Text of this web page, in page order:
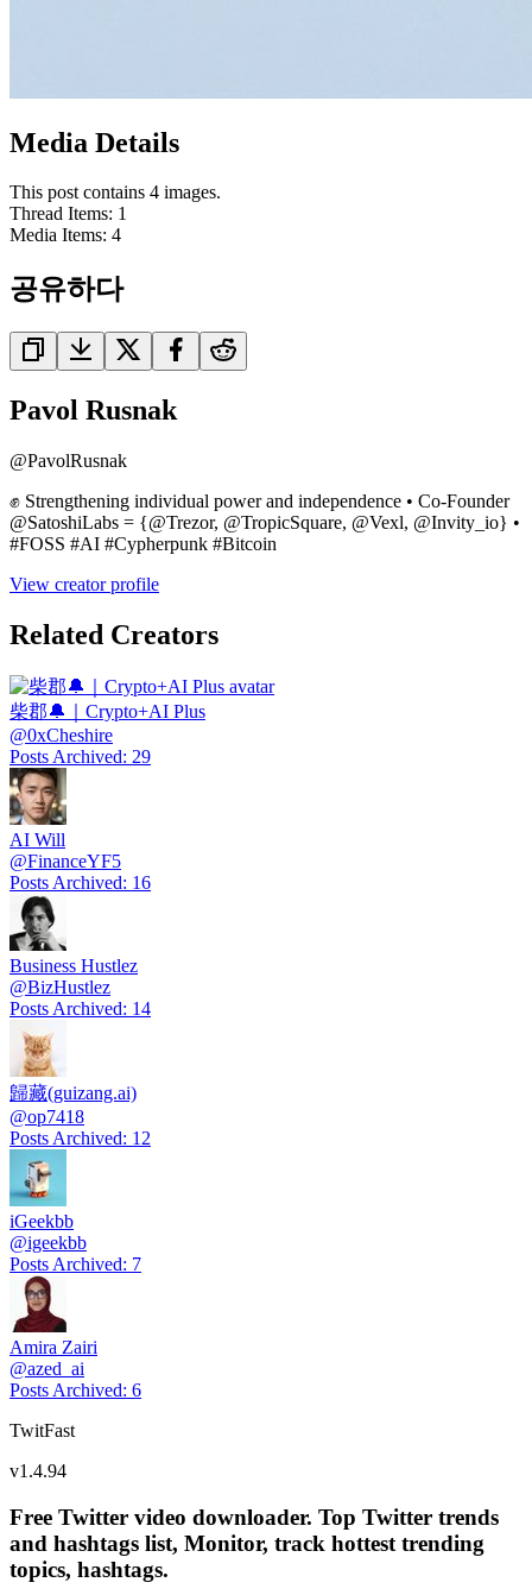
Media Details
This post contains 4 images.
Thread Items: 1
Media Items: 4
공유하다
Pavol Rusnak
@PavolRusnak
✊ Strengthening individual power and independence • Co-Founder
@SatoshiLabs = {@Trezor, @TropicSquare, @Vexl, @Invity_io} •
#FOSS #AI #Cypherpunk #Bitcoin
View creator profile
Related Creators
柴郡🔔｜Crypto+AI Plus
@0xCheshire
Posts Archived: 29
AI Will
@FinanceYF5
Posts Archived: 16
Business Hustlez
@BizHustlez
Posts Archived: 14
歸藏(guizang.ai)
@op7418
Posts Archived: 12
iGeekbb
@igeekbb
Posts Archived: 7
Amira Zairi
@azed_ai
Posts Archived: 6
TwitFast
v1.4.94
Free Twitter video downloader. Top Twitter trends
and hashtags list, Monitor, track hottest trending
topics, hashtags.